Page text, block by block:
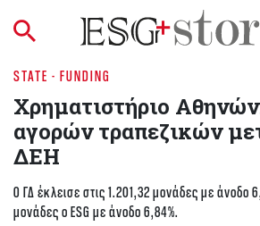
STATE - FUNDING
Χρηματιστήριο
αγορών τραπεζικών
ΔΕΗ
O ΓΔ έκλεισε στις 1.201,32 μονάδες με άνοδο
μονάδες ο ESG με άνοδο 6,84%.